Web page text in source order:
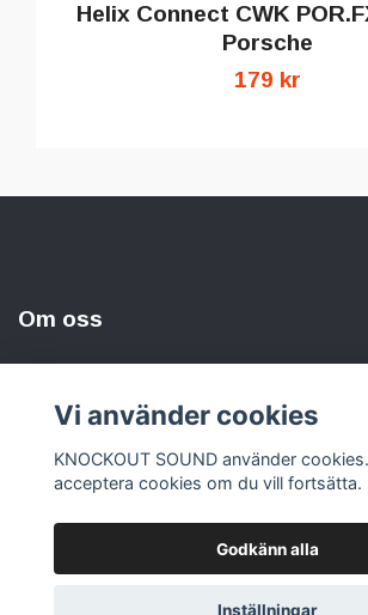
Helix Connect CWK
Porsche
179 kr
Om oss
Sociala medier
© 2026 KNOCKOUT
Vi använder cookies
KNOCKOUT SOUND använder
acceptera cookies om du vill fortsätta.
Godkänn alla
Inställningar